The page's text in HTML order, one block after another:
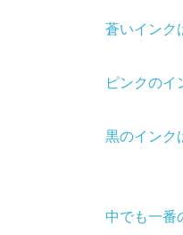
蒼いインク
ピンクの
黒のインク
中でも一番